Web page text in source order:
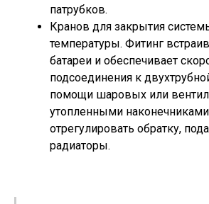
патрубков.
Кранов для закрытия
температуры. Фитинг
батареи и обеспечивает
подсоединения к
помощи шаровых или
утопленными
отрегулировать обратку,
радиаторы.